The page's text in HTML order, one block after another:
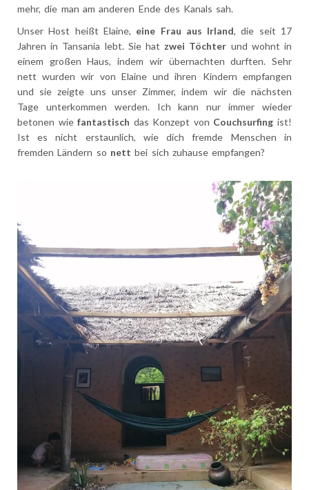
mehr, die man am anderen Ende des Kanals sah.
Unser Host heißt Elaine, eine Frau aus Irland, die seit 17
Jahren in Tansania lebt. Sie hat zwei Töchter und wohnt in
einem großen Haus, indem wir übernachten durften. Sehr
nett wurden wir von Elaine und ihren Kindern empfangen
und sie zeigte uns unser Zimmer, indem wir die nächsten
Tage unterkommen werden. Ich kann nur immer wieder
betonen wiefantastisch das Konzept von Couchsurfing ist!
Ist es nicht erstaunlich, wie dich fremde Menschen in
fremden Ländern so nett bei sich zuhause empfangen?